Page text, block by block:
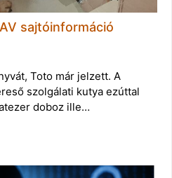
sajtóinformáció
Toto már jelzett. A
szolgálati kutya ezúttal
doboz ille…